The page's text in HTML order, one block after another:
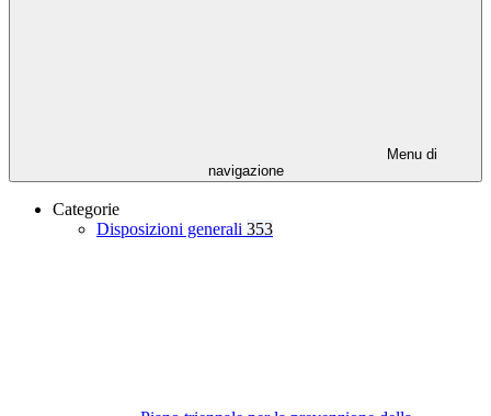
Menu di
navigazione
Categorie
Disposizioni generali 353